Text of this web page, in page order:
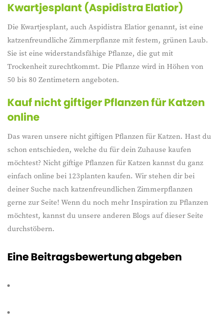
Kwartjesplant (Aspidistra Elatior)
Die Kwartjesplant, auch Aspidistra Elatior genannt, ist eine
katzenfreundliche Zimmerpflanze mit festem, grünen Laub.
Sie ist eine widerstandsfähige Pflanze, die gut mit
Trockenheit zurechtkommt. Die Pflanze wird in Höhen von
50 bis 80 Zentimetern angeboten.
Kauf nicht giftiger Pflanzen für Katzen
online
Das waren unsere nicht giftigen Pflanzen für Katzen. Hast du
schon entschieden, welche du für dein Zuhause kaufen
möchtest? Nicht giftige Pflanzen für Katzen kannst du ganz
einfach online bei 123planten kaufen. Wir stehen dir bei
deiner Suche nach katzenfreundlichen Zimmerpflanzen
gerne zur Seite! Wenn du noch mehr Inspiration zu Pflanzen
möchtest, kannst du unsere anderen Blogs auf dieser Seite
durchstöbern.
Eine Beitragsbewertung abgeben